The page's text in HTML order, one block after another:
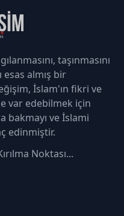
taşınmasını
esas almış bir
İslam'ın fikri ve
var edebilmek için
bakmayı ve İslami
edinmiştir.
Noktası...